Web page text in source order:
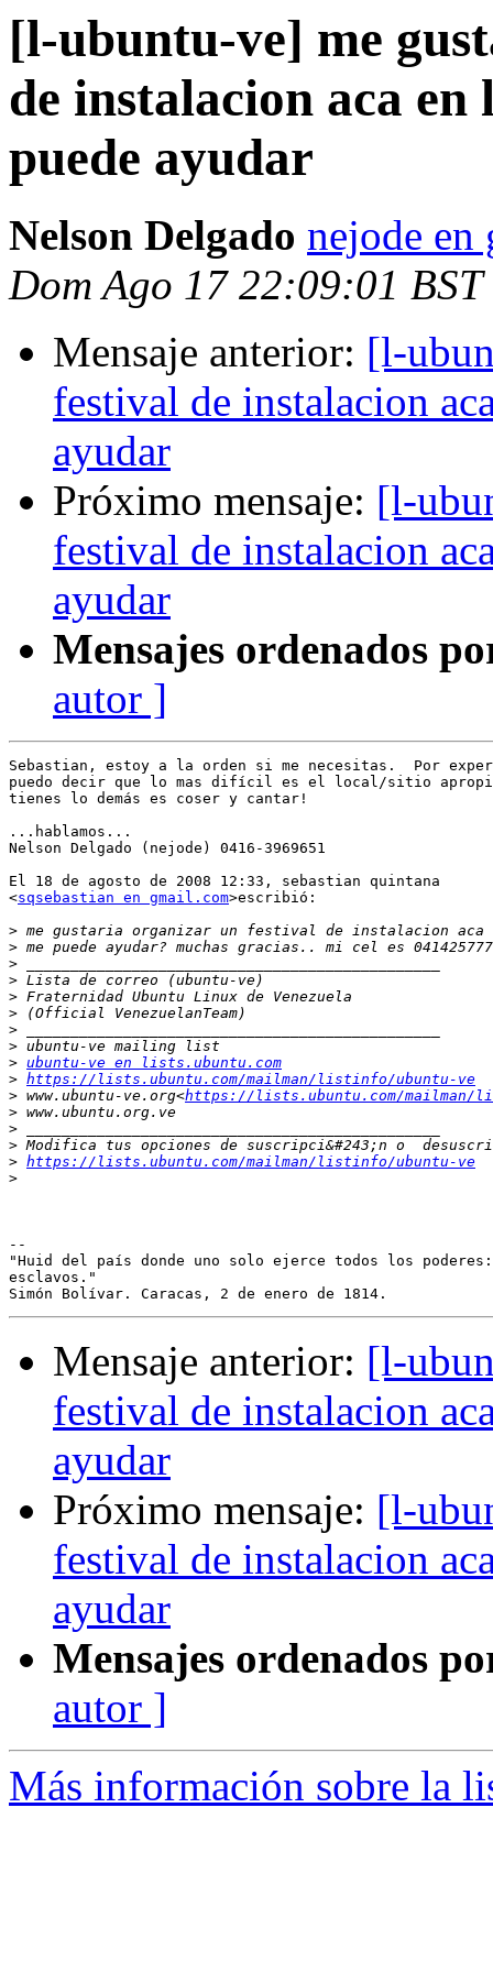
[l-ubuntu-ve] me
de instalacion aca en
puede ayudar
Nelson Delgado nejode en
Dom Ago 17 22:09:01 BST
Mensaje anterior: [l-
festival de instalacion
ayudar
Próximo mensaje: [l-
festival de instalacion
ayudar
Mensajes ordenados
autor ]
Sebastian, estoy a la orden si me necesitas.  Por
puedo decir que lo mas difícil es el local/sitio
tienes lo demás es coser y cantar!
...hablamos...
Nelson Delgado (nejode) 0416-3969651
El 18 de agosto de 2008 12:33, sebastian quintana
<sqsebastian en gmail.com>escribió:
>
>
>
>
>
>
>
>
> ubuntu-ve en lists.ubuntu.com
> https://lists.ubuntu.com/mailman/listinfo/ubuntu-ve
> www.ubuntu-ve.org<https://lists.ubuntu.com/mailman/
>
>
>
> https://lists.ubuntu.com/mailman/listinfo/ubuntu-ve
>
--
"Huid del país donde uno solo ejerce todos los
esclavos."
Mensaje anterior: [l-
festival de instalacion
ayudar
Próximo mensaje: [l-
festival de instalacion
ayudar
Mensajes ordenados
autor ]
Más información sobre la